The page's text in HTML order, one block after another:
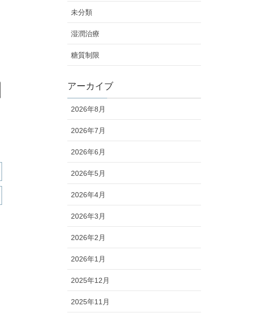
未分類
湿潤治療
糖質制限
アーカイブ
2026年8月
2026年7月
2026年6月
2026年5月
2026年4月
2026年3月
2026年2月
2026年1月
2025年12月
2025年11月